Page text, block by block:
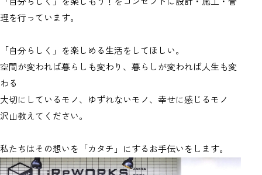
理を行っています。
「自分らしく」を楽しめる生活をしてほしい。
空間が変われば暮らしも変わり、暮らしが変われば人生も変
わる
大切にしているモノ、ゆずれないモノ、幸せに感じるモノ
沢山教えてください。
私たちはその想いを「カタチ」にするお手伝いをします。